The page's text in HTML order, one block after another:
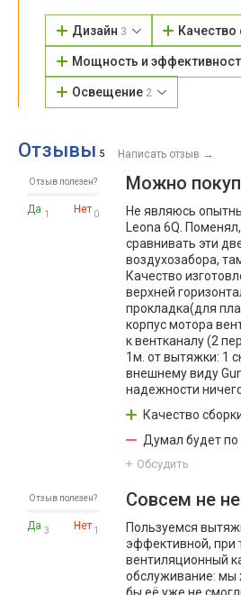
Дизайн 3 Качество
Мощность и
Освещение 2
Отзывы 5 Написать отзыв →
Отзыв полезен?
Да 1 Нет 0
Можно
Не являюсь
Leona 6Q.
сравнивать эти
воздухозабора,
Качество
верхней
прокладка(для
корпус мотора
к вентканалу (2
1м. от вытяжки: 1
внешнему виду
надежности
Качество
Думал будет по
Обсудить
Отзыв полезен?
Да 3 Нет 1
Совсем не
Пользуемся
эффективной, при
вентиляционный
обслуживание: мы